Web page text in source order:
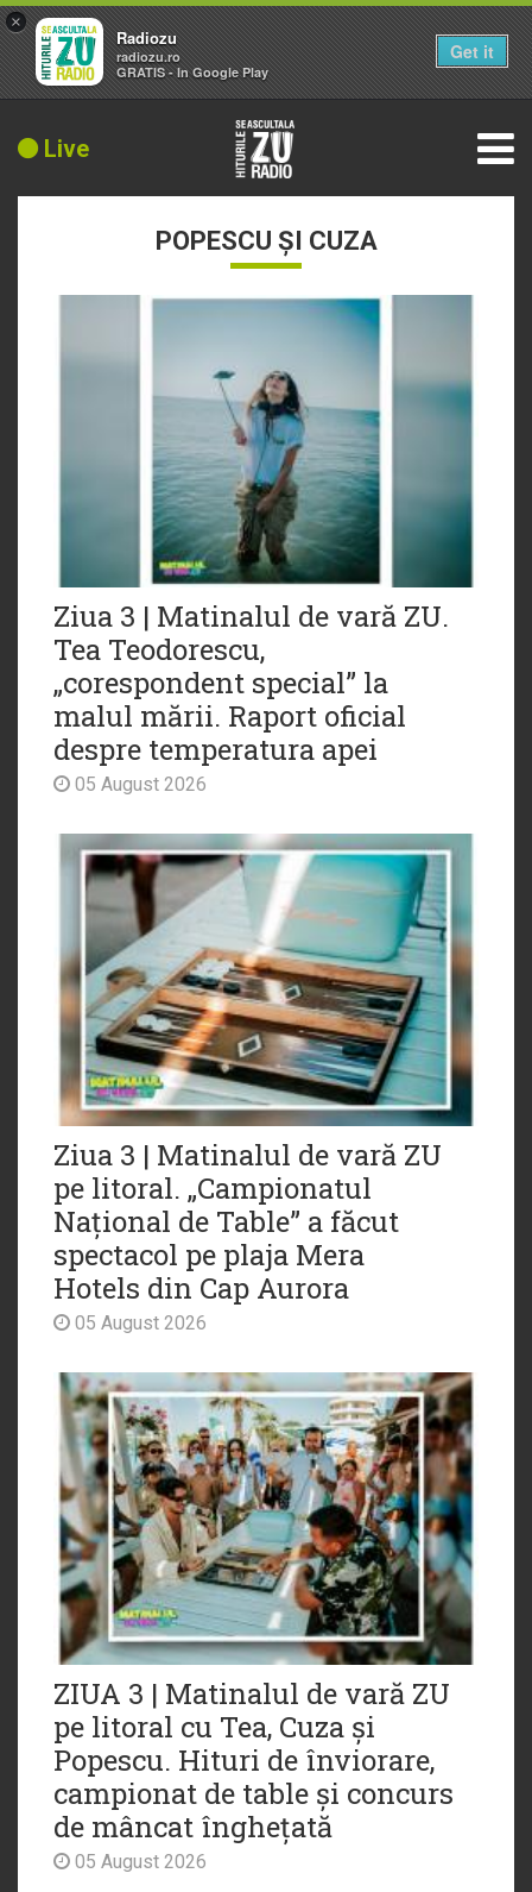
Live
POPESCU ȘI CUZA
Ziua 3 | Matinalul de vară ZU.
Tea Teodorescu,
„corespondent special” la
malul mării. Raport oficial
despre temperatura apei
05 August 2026
Ziua 3 | Matinalul de vară ZU
pe litoral. „Campionatul
Național de Table” a făcut
spectacol pe plaja Mera
Hotels din Cap Aurora
05 August 2026
ZIUA 3 | Matinalul de vară ZU
pe litoral cu Tea, Cuza și
Popescu. Hituri de înviorare,
campionat de table și concurs
de mâncat înghețată
05 August 2026
×
Radiozu
radiozu.ro
GRATIS - In Google Play
Get it